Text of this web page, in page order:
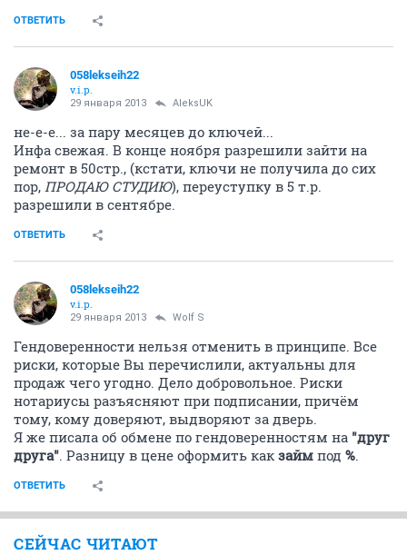
ОТВЕТИТЬ
058lekseih22
v.i.p.
29 января 2013 AleksUK
не-е-е... за пару месяцев до ключей...
Инфа свежая. В конце ноября разрешили зайти на
ремонт в 50стр., (кстати, ключи не получила до сих
пор, ПРОДАЮ СТУДИЮ), переуступку в 5 т.р.
разрешили в сентябре.
ОТВЕТИТЬ
058lekseih22
v.i.p.
29 января 2013 Wolf S
Гендоверенности нельзя отменить в принципе. Все
риски, которые Вы перечислили, актуальны для
продаж чего угодно. Дело добровольное. Риски
нотариусы разъясняют при подписании, причём
тому, кому доверяют, выдворяют за дверь.
Я же писала об обмене по гендоверенностям на "друг
друга". Разницу в цене оформить как займ под %.
ОТВЕТИТЬ
СЕЙЧАС ЧИТАЮТ